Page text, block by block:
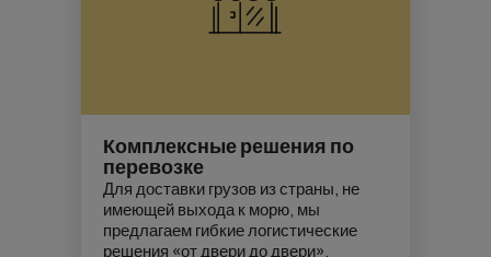
Комплексные решения по
перевозке
Для доставки грузов из страны, не
имеющей выхода к морю, мы
предлагаем гибкие логистические
решения «от двери до двери»,